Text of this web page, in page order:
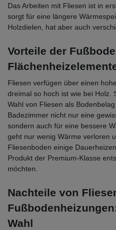
Das Arbeiten mit Fliesen ist in
sorgt für eine längere
Holzdielen, hat aber auch
Vorteile der
Fliesen verfügen über einen
dreimal so hoch ist wie bei Holz.
Wahl von Fliesen als
Badezimmer nicht nur eine
sondern auch für eine bessere
geht nur wenig Wärme verloren
Fliesenboden einige
Produkt der Premium-Klasse
möchten.
Nachteile von
Wahl